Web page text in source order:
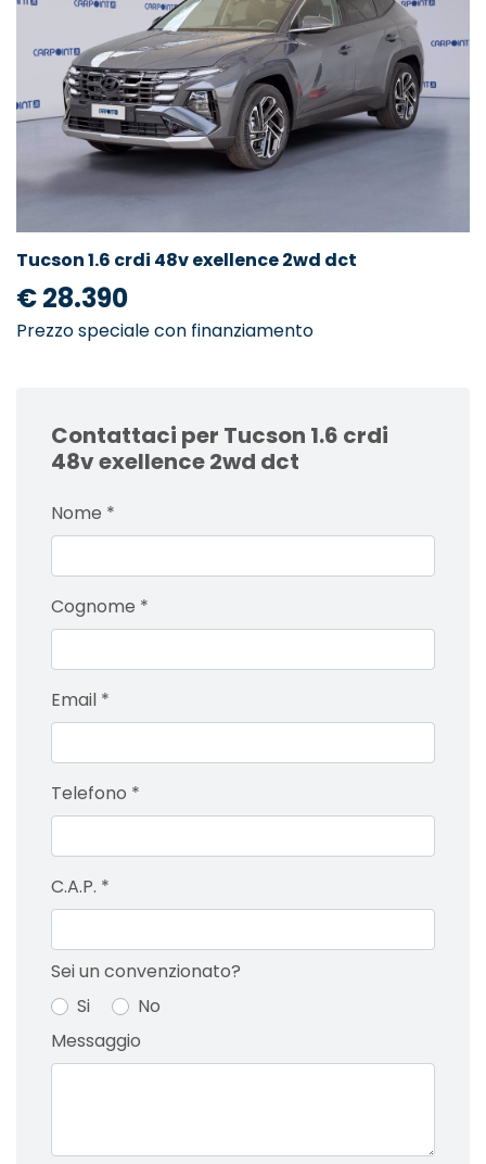
Tucson 1.6 crdi 48v exellence 2wd dct
€ 28.390
Prezzo speciale con finanziamento
Contattaci per Tucson 1.6 crdi
48v exellence 2wd dct
Nome *
Cognome *
Email *
Telefono *
C.A.P. *
Sei un convenzionato?
Si
No
Messaggio